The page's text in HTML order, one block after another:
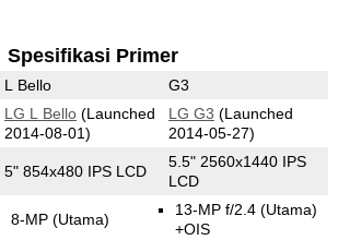
Spesifikasi Primer
L Bello G3
LG L Bello(Launched
2014-08-01)
LG G3 (Launched
2014-05-27)
5" 854x480 IPS LCD
5.5" 2560x1440 IPS
LCD
8-MP (Utama)
13-MP f/2.4 (Utama)
+OIS